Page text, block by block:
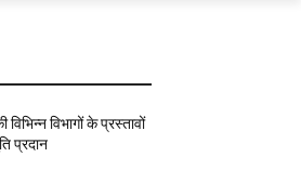
विभागों के प्रस्तावों
प्रदान